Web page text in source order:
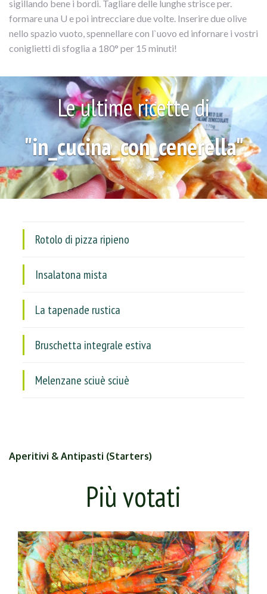
sigillando bene i bordi. Tagliare delle lunghe strisce per.
formare una U e poi intrecciare due volte. Inserire due olive
nello spazio vuoto, spennellare con l`uovo ed infornare i vostri
coniglietti di sfoglia a 180° per 15 minuti!
Le ultime ricette di
"in_cucina_con_cenerella"
Rotolo di pizza ripieno
Insalatona mista
La tapenade rustica
Bruschetta integrale estiva
Melenzane sciuè sciuè
Aperitivi & Antipasti (Starters)
Più votati